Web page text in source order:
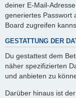
deiner E-Mail-
generiertes Passwort
Board zugreifen
GESTATTUNG DER
Du gestattest dem
näher spezifizierten
und anbieten zu
Darüber hinaus ist